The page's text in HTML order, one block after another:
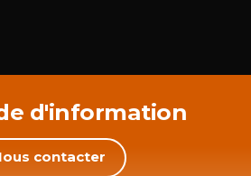
d'information
Nous contacter